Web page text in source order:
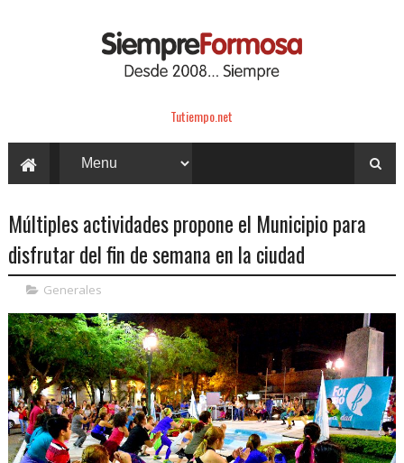
Tutiempo.net
Múltiples actividades propone el Municipio para
disfrutar del fin de semana en la ciudad
Generales